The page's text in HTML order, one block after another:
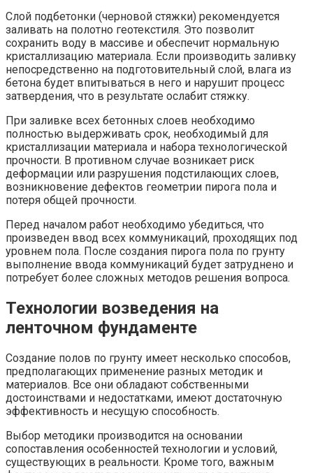
Слой подбетонки (черновой стяжки) рекомендуется
заливать на полотно геотекстиля. Это позволит
сохранить воду в массиве и обеспечит нормальную
кристаллизацию материала. Если производить заливку
непосредственно на подготовительный слой, влага из
бетона будет впитываться в него и нарушит процесс
затвердения, что в результате ослабит стяжку.
При заливке всех бетонных слоев необходимо
полностью выдерживать срок, необходимый для
кристаллизации материала и набора технологической
прочности. В противном случае возникает риск
деформации или разрушения подстилающих слоев,
возникновение дефектов геометрии пирога пола и
потеря общей прочности.
Перед началом работ необходимо убедиться, что
произведен ввод всех коммуникаций, проходящих под
уровнем пола. После создания пирога пола по грунту
выполнение ввода коммуникаций будет затруднено и
потребует более сложных методов решения вопроса.
Технологии возведения на
ленточном фундаменте
Создание полов по грунту имеет несколько способов,
предполагающих применение разных методик и
материалов. Все они обладают собственными
достоинствами и недостатками, имеют достаточную
эффективность и несущую способность.
Выбор методики производится на основании
сопоставления особенностей технологии и условий,
существующих в реальности. Кроме того, важным